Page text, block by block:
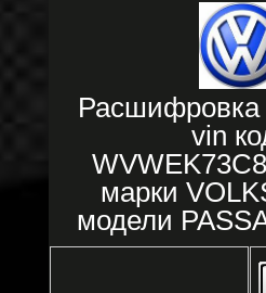
Расшифровка
vin
марки
модели